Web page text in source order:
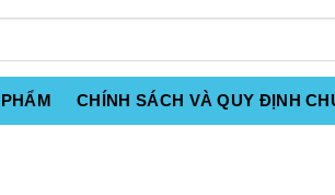
CHÍNH SÁCH VÀ QUY ĐỊNH